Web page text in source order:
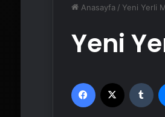
Anasayfa / Yeni Yerli
Yeni
Facebook